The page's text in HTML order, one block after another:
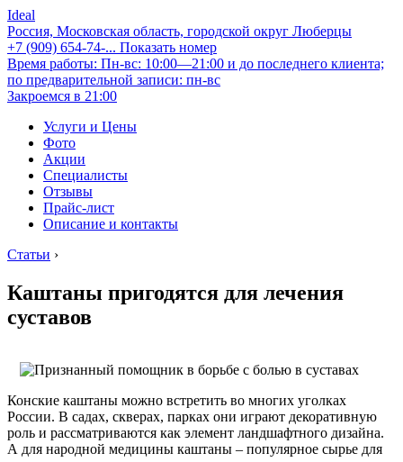
Ideal
Россия, Московская область, городской округ Люберцы
+7 (909) 654-74-... Показать номер
Время работы: Пн-вс: 10:00—21:00 и до последнего клиента;
по предварительной записи: пн-вс
Закроемся в 21:00
Услуги и Цены
Фото
Акции
Специалисты
Отзывы
Прайс-лист
Описание и контакты
Статьи ›
Каштаны пригодятся для лечения
суставов
Конские каштаны можно встретить во многих уголках
России. В садах, скверах, парках они играют декоративную
роль и рассматриваются как элемент ландшафтного дизайна.
А для народной медицины каштаны – популярное сырье для